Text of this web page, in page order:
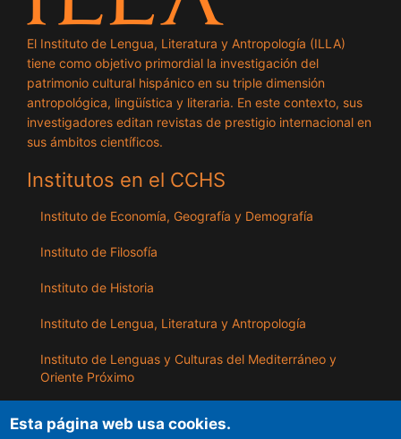
El Instituto de Lengua, Literatura y Antropología (ILLA)
tiene como objetivo primordial la investigación del
patrimonio cultural hispánico en su triple dimensión
antropológica, lingüística y literaria. En este contexto, sus
investigadores editan revistas de prestigio internacional en
sus ámbitos científicos.
Institutos en el CCHS
Instituto de Economía, Geografía y Demografía
Instituto de Filosofía
Instituto de Historia
Instituto de Lengua, Literatura y Antropología
Instituto de Lenguas y Culturas del Mediterráneo y
Oriente Próximo
Esta página web usa cookies.